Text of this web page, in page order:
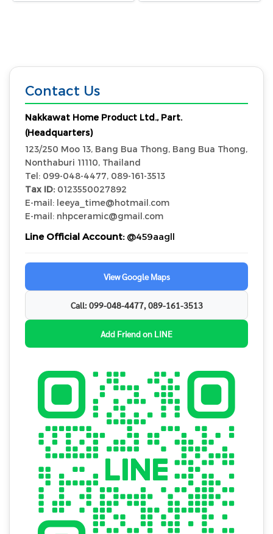
Contact Us
Nakkawat Home Product Ltd., Part.
(Headquarters)
123/250 Moo 13, Bang Bua Thong, Bang Bua Thong,
Nonthaburi 11110, Thailand
Tel: 099-048-4477, 089-161-3513
Tax ID: 0123550027892
E-mail: leeya_time@hotmail.com
E-mail: nhpceramic@gmail.com
Line Official Account:@459aagll
View Google Maps
Call: 099-048-4477, 089-161-3513
Add Friend on LINE